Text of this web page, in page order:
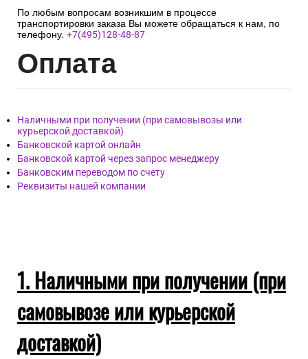
По любым вопросам возникшим в процессе
транспортировки заказа Вы можете обращаться к нам, по
телефону. +7(495)128-48-87
Оплата
Наличными при получении (при самовывозы или
курьерской доставкой)
Банковской картой онлайн
Банковской картой через запрос менеджеру
Банковским переводом по счету
Реквизиты нашей компании
1. Наличными при получении (при
самовывозе или курьерской
доставкой)